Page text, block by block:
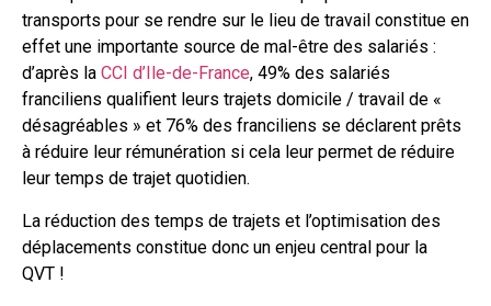
transports pour se rendre sur le lieu de travail constitue en
effet une importante source de mal-être des salariés :
d’après la CCI d’Ile-de-France, 49% des salariés
franciliens qualifient leurs trajets domicile / travail de «
désagréables » et 76% des franciliens se déclarent prêts
à réduire leur rémunération si cela leur permet de réduire
leur temps de trajet quotidien.
La réduction des temps de trajets et l’optimisation des
déplacements constitue donc un enjeu central pour la
QVT !